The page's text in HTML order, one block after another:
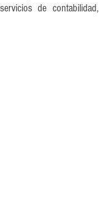
de contabilidad,